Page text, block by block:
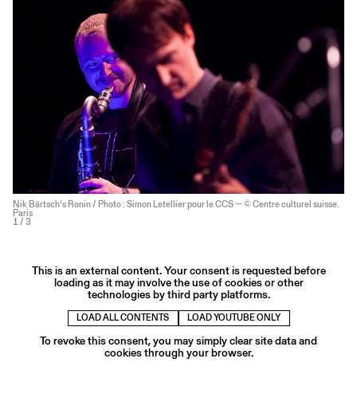
Nik Bärtsch’s Ronin / Photo : Simon Letellier pour le CCS — © Centre culturel suisse.
Paris
1 / 3
This is an external content. Your consent is requested before
loading as it may involve the use of cookies or other
technologies by third party platforms.
LOAD ALL CONTENTS LOAD YOUTUBE ONLY
To revoke this consent, you may simply clear site data and
cookies through your browser.